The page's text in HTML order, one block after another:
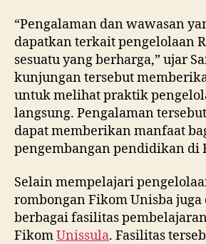
“Pengalaman dan wawasan
dapatkan terkait pengelolaan
sesuatu yang berharga,” ujar
kunjungan tersebut
untuk melihat praktik
langsung. Pengalaman
dapat memberikan manfaat
pengembangan pendidikan di
Selain mempelajari
rombongan Fikom Unisba
berbagai fasilitas
FikomUnissula. Fasilitas